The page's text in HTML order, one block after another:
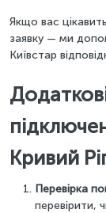
Якщо вас
заявку — ми
Київстар
Кривий
Перевірка
перевірити,